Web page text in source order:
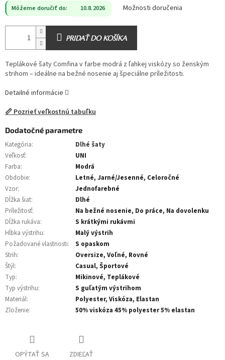
Môžeme doručiť do: 10.8.2026 Možnosti doručenia
PRIDAŤ DO KOŠÍKA
Teplákové šaty Comfina v farbe modrá z ľahkej viskózy so ženským
strihom – ideálne na bežné nosenie aj špeciálne príležitosti.
Detailné informácie
📏 Pozrieť veľkostnú tabuľku
Dodatočné parametre
Kategória:
Dlhé šaty
Veľkosť:
UNI
Farba:
Modrá
Obdobie:
Letné, Jarné/Jesenné, Celoročné
Vzor:
Jednofarebné
Dĺžka šiat:
Dlhé
Príležitosť:
Na bežné nosenie, Do práce, Na dovolenku
Dĺžka rukáva:
S krátkými rukávmi
Hĺbka výstrihu:
Malý výstrih
Požadované vlastnosti:
S opaskom
Strih:
Oversize, Voľné, Rovné
Štýl:
Casual, Športové
Typ:
Mikinové, Teplákové
Typ výstrihu:
S guľatým výstrihom
Materiál:
Polyester, Viskóza, Elastan
Zloženie: 50% viskóza 45% polyester 5% elastan
OPÝTAŤ SA ZDIEĽAŤ